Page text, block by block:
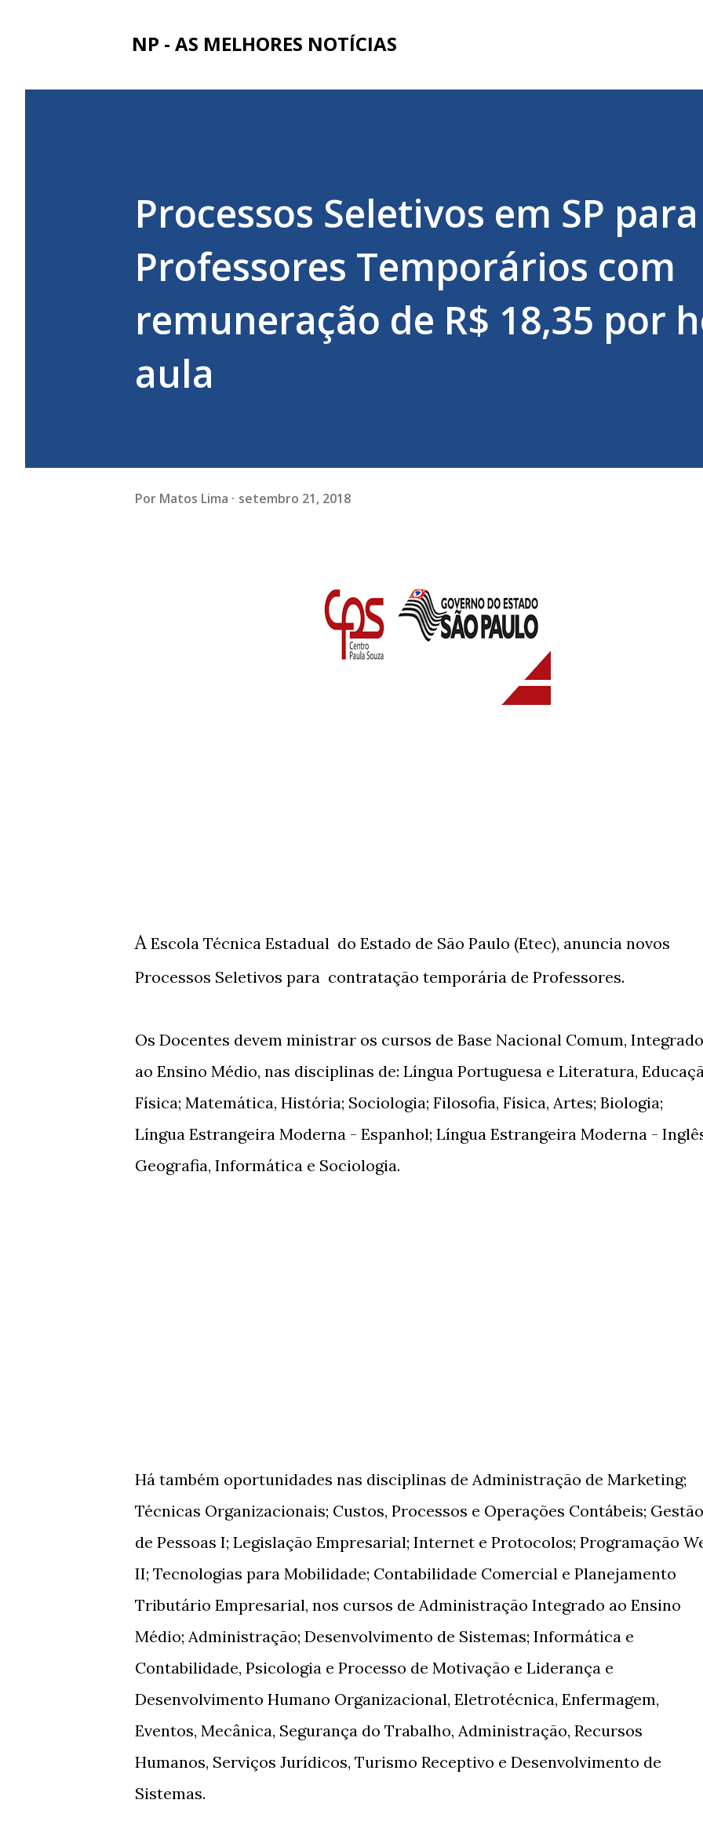
NP - AS MELHORES NOTÍCIAS
Processos Seletivos em SP para
Professores Temporários com
remuneração de R$ 18,35 por
aula
Por Matos Lima setembro 21, 2018
A Escola Técnica Estadual do Estado de São Paulo (Etec), anuncia novos
Processos Seletivos para contratação temporária de Professores.
Os Docentes devem ministrar os cursos de Base Nacional Comum, Integrado
ao Ensino Médio, nas disciplinas de: Língua Portuguesa e Literatura,
Física; Matemática, História; Sociologia; Filosofia, Física, Artes; Biologia;
Língua Estrangeira Moderna - Espanhol; Língua Estrangeira Moderna -
Geografia, Informática e Sociologia.
Há também oportunidades nas disciplinas de Administração de Marketing;
Técnicas Organizacionais; Custos, Processos e Operações Contábeis; Gestão
de Pessoas I; Legislação Empresarial; Internet e Protocolos; Programação
II; Tecnologias para Mobilidade; Contabilidade Comercial e Planejamento
Tributário Empresarial, nos cursos de Administração Integrado ao Ensino
Médio; Administração; Desenvolvimento de Sistemas; Informática e
Contabilidade, Psicologia e Processo de Motivação e Liderança e
Desenvolvimento Humano Organizacional, Eletrotécnica, Enfermagem,
Eventos, Mecânica, Segurança do Trabalho, Administração, Recursos
Humanos, Serviços Jurídicos, Turismo Receptivo e Desenvolvimento de
Sistemas.